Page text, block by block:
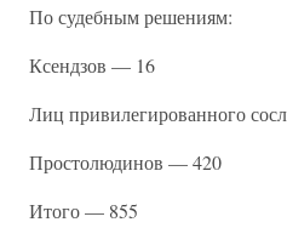
По судебным решениям:
Ксендзов — 16
Лиц привилегированного
Простолюдинов — 420
Итого — 855